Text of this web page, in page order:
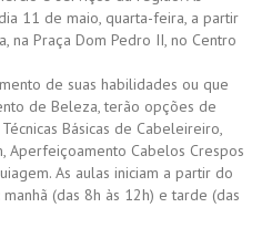
11 de maio, quarta-feira, a partir
na Praça Dom Pedro II, no Centro
de suas habilidades ou que
de Beleza, terão opções de
Básicas de Cabeleireiro,
Aperfeiçoamento Cabelos Crespos
As aulas iniciam a partir do
(das 8h às 12h) e tarde (das